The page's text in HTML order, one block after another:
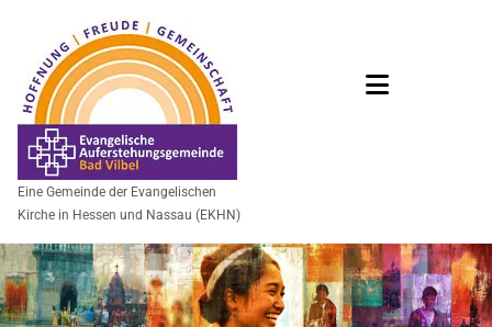
Eine Gemeinde der Evangelischen
Kirche in Hessen und Nassau (EKHN)